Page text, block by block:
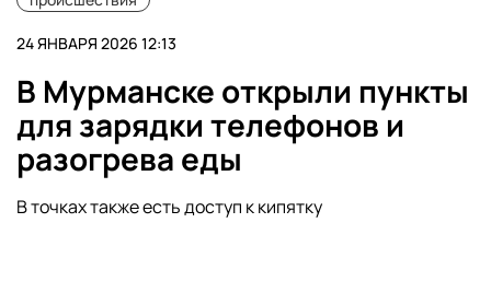
24 ЯНВАРЯ 2026 12:13
В Мурманске открыли пункты
для зарядки телефонов и
разогрева еды
В точках также есть доступ к кипятку